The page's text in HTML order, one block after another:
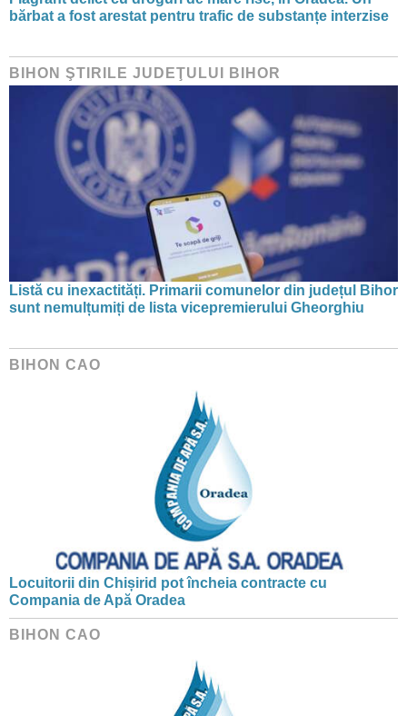
bărbat a fost arestat pentru trafic de substanțe interzise
BIHON ŞTIRILE JUDEŢULUI BIHOR
Listă cu inexactități. Primarii comunelor din județul Bihor
sunt nemulțumiți de lista vicepremierului Gheorghiu
BIHON CAO
Locuitorii din Chișirid pot încheia contracte cu
Compania de Apă Oradea
BIHON CAO